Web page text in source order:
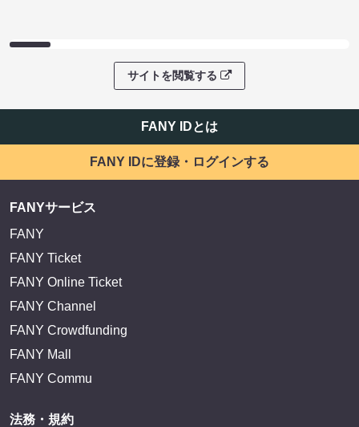
サイトを閲覧する
FANY IDとは
FANY IDに登録・ログインする
FANYサービス
FANY
FANY Ticket
FANY Online Ticket
FANY Channel
FANY Crowdfunding
FANY Mall
FANY Commu
法務・規約